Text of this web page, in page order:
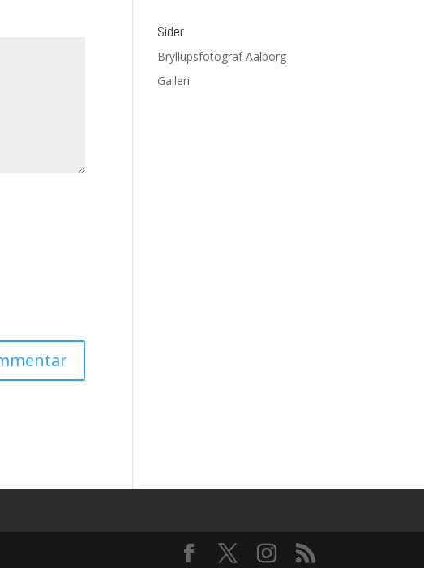
Sider
Bryllupsfotograf Aalborg
Galleri